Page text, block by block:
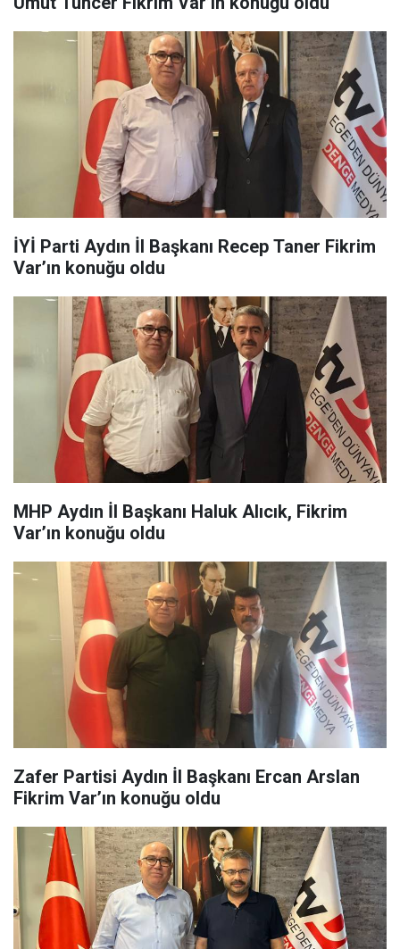
İYİ Parti Aydın İl Başkanı Recep Taner Fikrim
Var’ın konuğu oldu
MHP Aydın İl Başkanı Haluk Alıcık, Fikrim
Var’ın konuğu oldu
Zafer Partisi Aydın İl Başkanı Ercan Arslan
Fikrim Var’ın konuğu oldu